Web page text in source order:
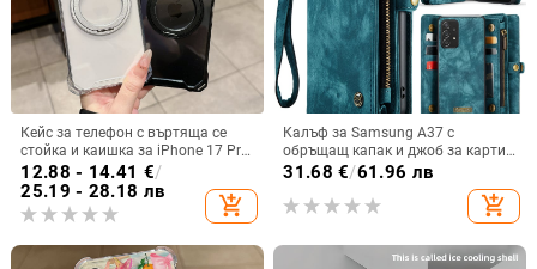
Кейс за телефон с въртяща се
стойка и каишка за iPhone 17 Pro
Max, 16, 15 и iPhone 11
12.88 - 14.41 €/
25.19 - 28.18 лв
add_shopping_cart
Калъф за Samsung A37 с
обръщащ капак и джоб за карти,
защита от падане, A16 джоб за
магнитно затваряне
31.68 €/61.96 лв
add_shopping_cart